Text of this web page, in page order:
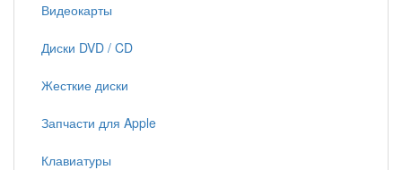
Видеокарты
Диски DVD / CD
Жесткие диски
Запчасти для Apple
Клавиатуры